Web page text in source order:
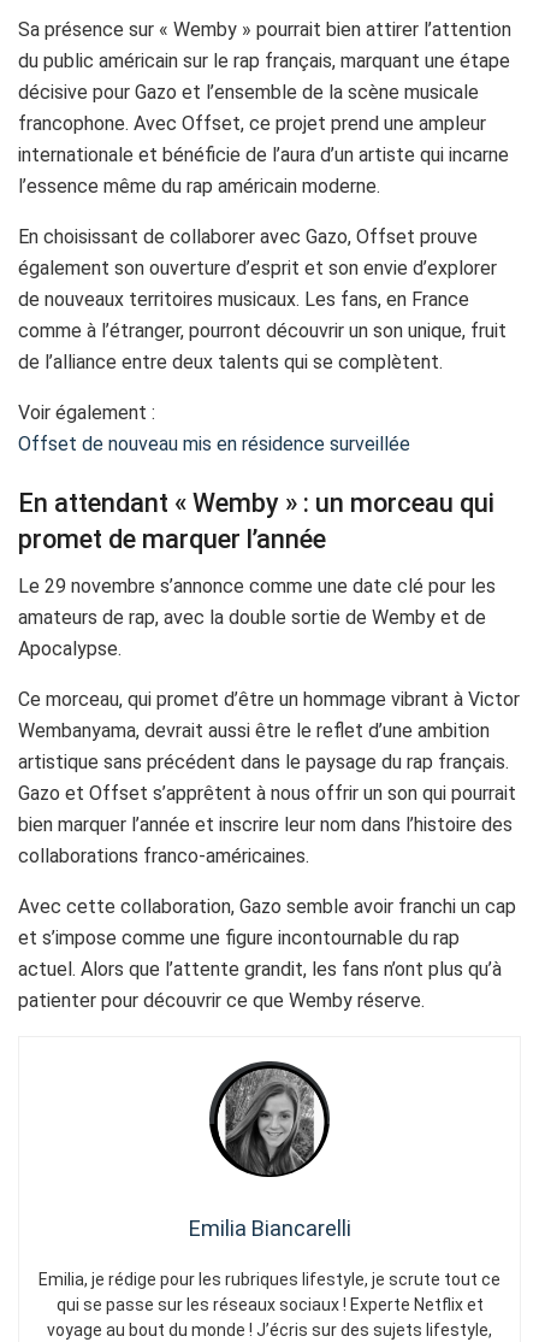
Sa présence sur « Wemby » pourrait bien attirer l’attention
du public américain sur le rap français, marquant une étape
décisive pour Gazo et l’ensemble de la scène musicale
francophone. Avec Offset, ce projet prend une ampleur
internationale et bénéficie de l’aura d’un artiste qui incarne
l’essence même du rap américain moderne.
En choisissant de collaborer avec Gazo, Offset prouve
également son ouverture d’esprit et son envie d’explorer
de nouveaux territoires musicaux. Les fans, en France
comme à l’étranger, pourront découvrir un son unique, fruit
de l’alliance entre deux talents qui se complètent.
Voir également :
Offset de nouveau mis en résidence surveillée
En attendant « Wemby » : un morceau qui
promet de marquer l’année
Le 29 novembre s’annonce comme une date clé pour les
amateurs de rap, avec la double sortie de Wemby et de
Apocalypse.
Ce morceau, qui promet d’être un hommage vibrant à Victor
Wembanyama, devrait aussi être le reflet d’une ambition
artistique sans précédent dans le paysage du rap français.
Gazo et Offset s’apprêtent à nous offrir un son qui pourrait
bien marquer l’année et inscrire leur nom dans l’histoire des
collaborations franco-américaines.
Avec cette collaboration, Gazo semble avoir franchi un cap
et s’impose comme une figure incontournable du rap
actuel. Alors que l’attente grandit, les fans n’ont plus qu’à
patienter pour découvrir ce que Wemby réserve.
Emilia Biancarelli
Emilia, je rédige pour les rubriques lifestyle, je scrute tout ce
qui se passe sur les réseaux sociaux ! Experte Netflix et
voyage au bout du monde ! J’écris sur des sujets lifestyle,